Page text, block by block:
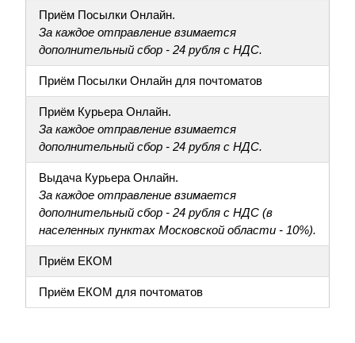
Приём Посылки Онлайн.
За каждое отправление взимается
дополнительный сбор - 24 рубля с НДС.
Приём Посылки Онлайн для почтоматов
Приём Курьера Онлайн.
За каждое отправление взимается
дополнительный сбор - 24 рубля с НДС.
Выдача Курьера Онлайн.
За каждое отправление взимается
дополнительный сбор - 24 рубля с НДС (в
населенных пунктах Московской области - 10%).
Приём ЕКОМ
Приём ЕКОМ для почтоматов